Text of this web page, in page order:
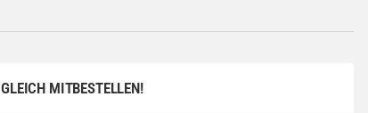
GLEICH MITBESTELLEN!